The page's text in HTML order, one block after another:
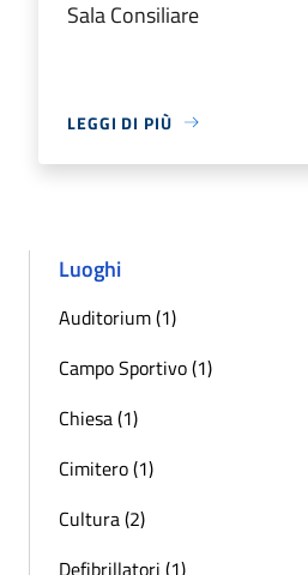
Sala Consiliare
LEGGI DI PIÙ
Luoghi
Auditorium (1)
Campo Sportivo (1)
Chiesa (1)
Cimitero (1)
Cultura (2)
Defibrillatori (1)